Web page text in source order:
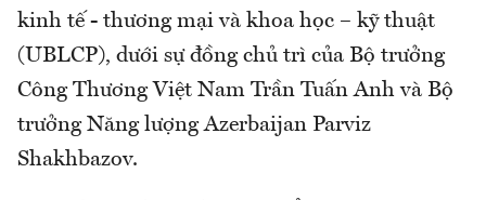
kinh tế - thương mại và khoa học – kỹ thuật
(UBLCP), dưới sự đồng chủ trì của Bộ trưởng
Công Thương Việt Nam Trần Tuấn Anh và Bộ
trưởng Năng lượng Azerbaijan Parviz
Shakhbazov.